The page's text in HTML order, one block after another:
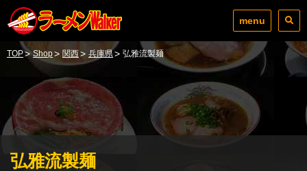
menu
TOP> Shop> 関西> 兵庫県> 弘雅流製麺
弘雅流製麺